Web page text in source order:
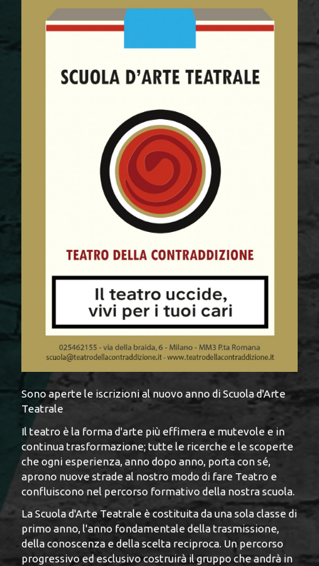
Sono aperte le iscrizioni al nuovo anno di Scuola d'Arte
Teatrale
Il teatro è la forma d'arte più effimera e mutevole e in
continua trasformazione; tutte le ricerche e le scoperte
che ogni esperienza, anno dopo anno, porta con sé,
aprono nuove strade al nostro modo di fare Teatro e
confluiscono nel percorso formativo della nostra scuola.
La Scuola d'Arte Teatrale è costituita da una sola classe di
primo anno, l'anno fondamentale della trasmissione,
della conoscenza e della scelta reciproca. Un percorso
progressivo ed esclusivo costruirà il gruppo che andrà in